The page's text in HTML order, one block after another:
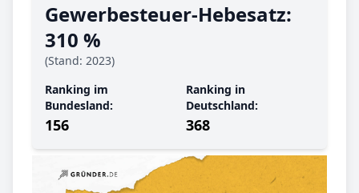
Gewerbe­steuer-Hebe­satz:
310 %
(Stand: 2023)
Ranking im
Bundesland:
156
Ranking in
Deutschland:
368